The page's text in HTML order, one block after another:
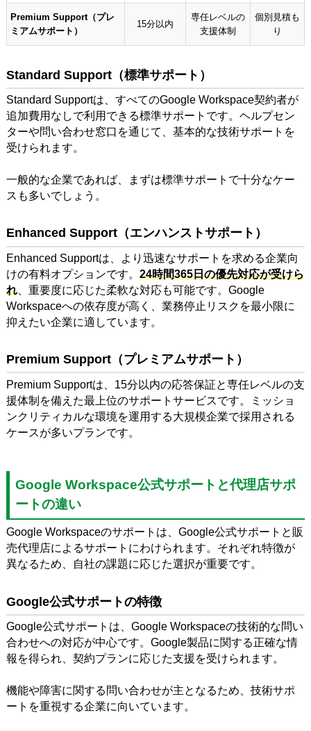
Premium Support（プレ
ミアムサポート）
15分以内
専任レベルの
支援体制
個別見積も
り
Standard Support（標準サポート）
Standard Supportは、すべてのGoogle Workspace契約者が
追加費用なしで利用できる標準サポートです。ヘルプセン
ターや問い合わせ窓口を通じて、基本的な技術サポートを
受けられます。
一般的な企業であれば、まずは標準サポートで十分なケー
スも多いでしょう。
Enhanced Support（エンハンストサポート）
Enhanced Supportは、より迅速なサポートを求める企業向
けの有料オプションです。 24時間365日の優先対応が受けら
れ、重要度に応じた柔軟な対応も可能です。Google
Workspaceへの依存度が高く、業務停止リスクを最小限に
抑えたい企業に適しています。
Premium Support（プレミアムサポート）
Premium Supportは、15分以内の応答保証と専任レベルの支
援体制を備えた最上位のサポートサービスです。ミッショ
ンクリティカルな環境を運用する大規模企業で採用される
ケースが多いプランです。
Google Workspace公式サポートと代理店サポ
ートの違い
Google Workspaceのサポートは、Google公式サポートと販
売代理店によるサポートにわけられます。それぞれ特徴が
異なるため、自社の課題に応じた選択が重要です。
Google公式サポートの特徴
Google公式サポートは、Google Workspaceの技術的な問い
合わせへの対応が中心です。Google製品に関する正確な情
報を得られ、契約プランに応じた支援を受けられます。
機能や障害に関する問い合わせが主となるため、技術サポ
ートを重視する企業に向いています。